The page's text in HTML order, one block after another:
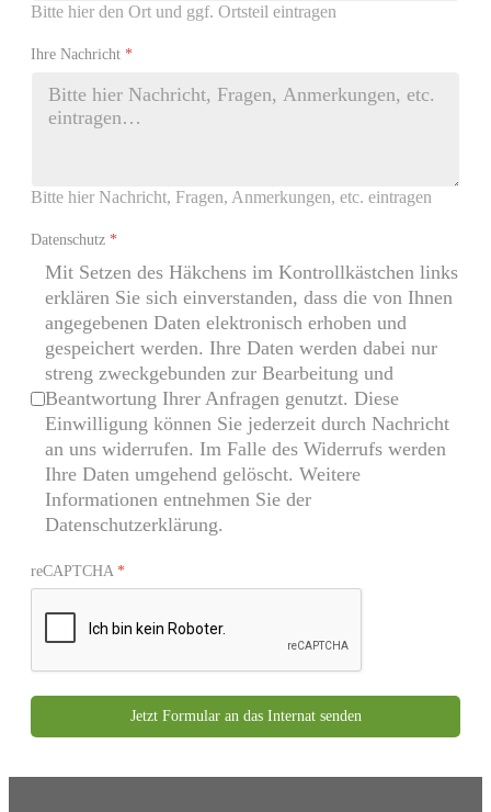
Bitte hier den Ort und ggf. Ortsteil eintragen
Ihre Nachricht *
Bitte hier Nachricht, Fragen, Anmerkungen, etc. eintragen
Datenschutz *
Mit Setzen des Häkchens im Kontrollkästchen links
erklären Sie sich einverstanden, dass die von Ihnen
angegebenen Daten elektronisch erhoben und
gespeichert werden. Ihre Daten werden dabei nur
streng zweckgebunden zur Bearbeitung und
Beantwortung Ihrer Anfragen genutzt. Diese
Einwilligung können Sie jederzeit durch Nachricht
an uns widerrufen. Im Falle des Widerrufs werden
Ihre Daten umgehend gelöscht. Weitere
Informationen entnehmen Sie der
Datenschutzerklärung.
reCAPTCHA *
Jetzt Formular an das Internat senden